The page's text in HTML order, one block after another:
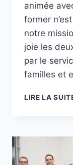
animée
former
notre
joie les
par le
familles et
LIRE LA